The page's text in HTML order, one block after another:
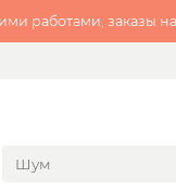
работами, заказы